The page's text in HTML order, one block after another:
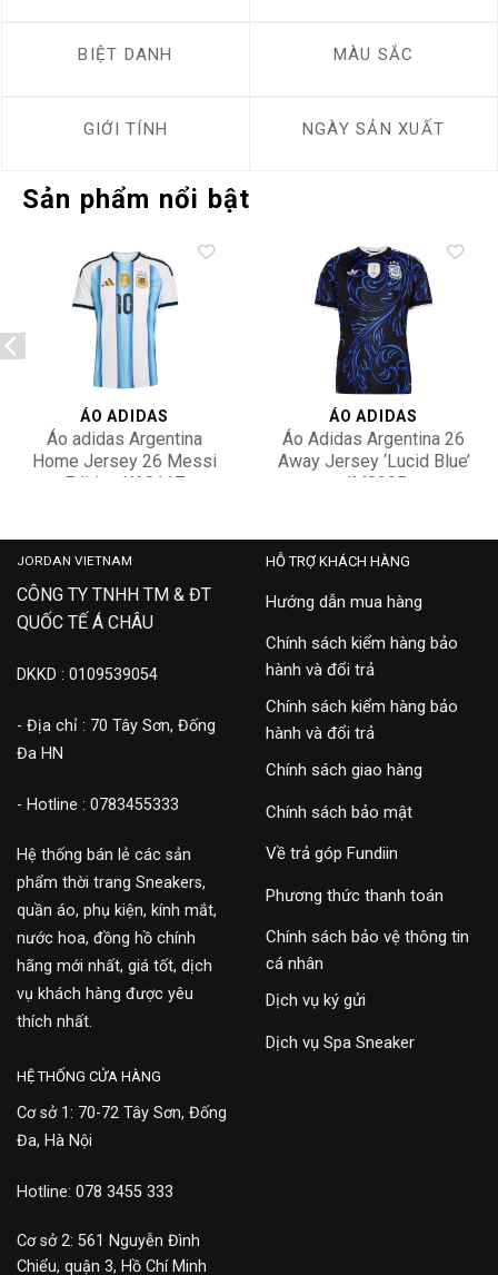
BIỆT DANH MÀU SẮC
GIỚI TÍNH NGÀY SẢN XUẤT
Sản phẩm nổi bật
ÁO ADIDAS
Áo adidas Argentina
Home Jersey 26 Messi
Edition KA8117
ÁO ADIDAS
Áo Adidas Argentina 26
Away Jersey ‘Lucid Blue’
JM8395
JORDAN VIETNAM
CÔNG TY TNHH TM & ĐT
QUỐC TẾ Á CHÂU
DKKD : 0109539054
- Địa chỉ : 70 Tây Sơn, Đống
Đa HN
- Hotline : 0783455333
Hệ thống bán lẻ các sản
phẩm thời trang Sneakers,
quần áo, phụ kiện, kính mắt,
nước hoa, đồng hồ chính
hãng mới nhất, giá tốt, dịch
vụ khách hàng được yêu
thích nhất.
HỖ TRỢ KHÁCH HÀNG
Hướng dẫn mua hàng
Chính sách kiểm hàng bảo
hành và đổi trả
Chính sách kiểm hàng bảo
hành và đổi trả
Chính sách giao hàng
Chính sách bảo mật
Về trả góp Fundiin
Phương thức thanh toán
Chính sách bảo vệ thông tin
cá nhân
Dịch vụ ký gửi
Dịch vụ Spa Sneaker
HỆ THỐNG CỬA HÀNG
Cơ sở 1: 70-72 Tây Sơn, Đống
Đa, Hà Nội
Hotline: 078 3455 333
Cơ sở 2: 561 Nguyễn Đình
Chiểu, quận 3, Hồ Chí Minh